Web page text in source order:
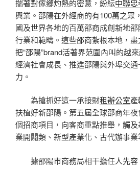
揣著對傢鄉灼熱的密意，紛紜中聯
興業。邵陽在外經商的有100萬之眾
國及世界各地的百萬邵商成創新地
行業和範疇。這些邵商紮根本地，盡
把“邵陽”brand活著界范圍內叫的越
經濟社會成長、推進邵陽與外埠交
力。
為搶抓好這一承接財租辦公室
扶植好新邵陽。第五屆全球邵商年
個招商項目，向客商重點推舉，觸
業開闢類、新型產業化、古代辦事業
據邵陽市商務局相干擔任人先容